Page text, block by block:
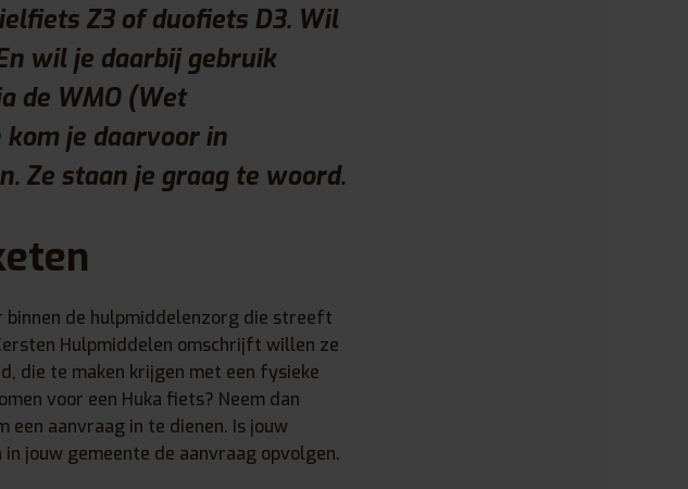
Z3 of duofiets D3. Wil
wil je daarbij gebruik
de WMO (Wet
je daarvoor in
Ze staan je graag te woord.
binnen de hulpmiddelenzorg die streeft
Hulpmiddelen omschrijft willen ze
die te maken krijgen met een fysieke
voor een Huka fiets? Neem dan
een aanvraag in te dienen. Is jouw
jouw gemeente de aanvraag opvolgen.